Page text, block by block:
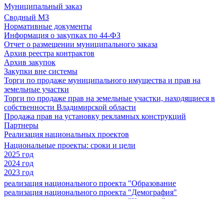
Муниципальный заказ
Сводный МЗ
Нормативные документы
Информация о закупках по 44-ФЗ
Отчет о размещении муниципального заказа
Архив реестра контрактов
Архив закупок
Закупки вне системы
Торги по продаже муниципального имущества и прав на
земельные участки
Торги по продаже прав на земельные участки, находящиеся в
собственности Владимирской области
Продажа прав на установку рекламных конструкций
Партнеры
Реализация национальных проектов
Национальные проекты: сроки и цели
2025 год
2024 год
2023 год
реализация национального проекта "Образование
реализация национального проекта "Демография"